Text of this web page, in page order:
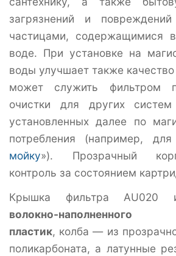
загрязнений и
частицами, содержащимися
воде. При установке на
воды улучшает также
может служить фильтром
очистки для других
установленных далее по
потребления (например,
мойку»). Прозрачный
контроль за состоянием
Крышка фильтра AU020
волокно-наполненного
пластик, колба — из
поликарбоната, а латунные